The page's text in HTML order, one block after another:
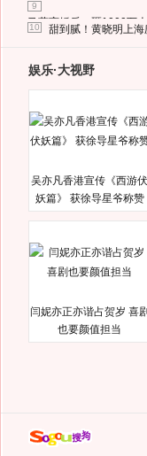
9
马蓉离婚后，砸1000万
10 甜到腻！黄晓明上
娱乐·大视野
吴亦凡香港宣传《西游伏
妖篇》 获徐导星爷称赞
闫妮亦正亦谐占贺岁 喜剧
也要颜值担当